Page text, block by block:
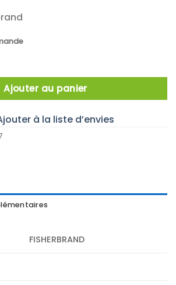
Fisherbrand Lens Cleaning Paper, book
Ajouter au panier
à la liste d’envies
FISHERBRAND